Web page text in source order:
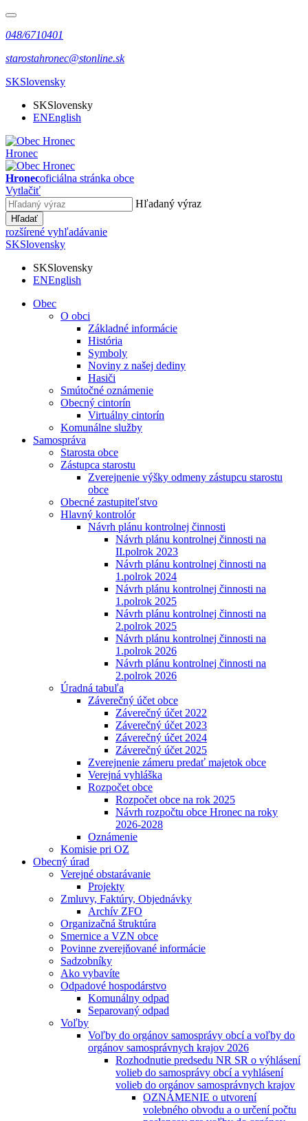
048/6710401
starostahronec@stonline.sk
SKSlovensky
SKSlovensky
ENEnglish
Hronec
Hronecoficiálna stránka obce
Vytlačiť
Hľadaný výraz
Hľadať
rozšírené vyhľadávanie
SKSlovensky
SKSlovensky
ENEnglish
Obec
O obci
Základné informácie
História
Symboly
Noviny z našej dediny
Hasiči
Smútočné oznámenie
Obecný cintorín
Virtuálny cintorín
Komunálne služby
Samospráva
Starosta obce
Zástupca starostu
Zverejnenie výšky odmeny zástupcu starostu
obce
Obecné zastupiteľstvo
Hlavný kontrolór
Návrh plánu kontrolnej činnosti
Návrh plánu kontrolnej činnosti na
II.polrok 2023
Návrh plánu kontrolnej činnosti na
1.polrok 2024
Návrh plánu kontrolnej činnosti na
1.polrok 2025
Návrh plánu kontrolnej činnosti na
2.polrok 2025
Návrh plánu kontrolnej činnosti na
1.polrok 2026
Návrh plánu kontrolnej činnosti na
2.polrok 2026
Úradná tabuľa
Záverečný účet obce
Záverečný účet 2022
Záverečný účet 2023
Záverečný účet 2024
Záverečný účet 2025
Zverejnenie zámeru predať majetok obce
Verejná vyhláška
Rozpočet obce
Rozpočet obce na rok 2025
Návrh rozpočtu obce Hronec na roky
2026-2028
Oznámenie
Komisie pri OZ
Obecný úrad
Verejné obstarávanie
Projekty
Zmluvy, Faktúry, Objednávky
Archív ZFO
Organizačná štruktúra
Smernice a VZN obce
Povinne zverejňované informácie
Sadzobníky
Ako vybavíte
Odpadové hospodárstvo
Komunálny odpad
Separovaný odpad
Voľby
Voľby do orgánov samosprávy obcí a voľby do
orgánov samosprávnych krajov 2026
Rozhodnutie predsedu NR SR o výhlásení
volieb do samosprávy obcí a vyhlásení
volieb do orgánov samosprávnych krajov
OZNÁMENIE o utvorení
volebného obvodu a o určení počtu